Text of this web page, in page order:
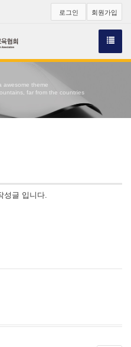
로그인 회원가입
awesome theme
far from the countries
성글 입니다.